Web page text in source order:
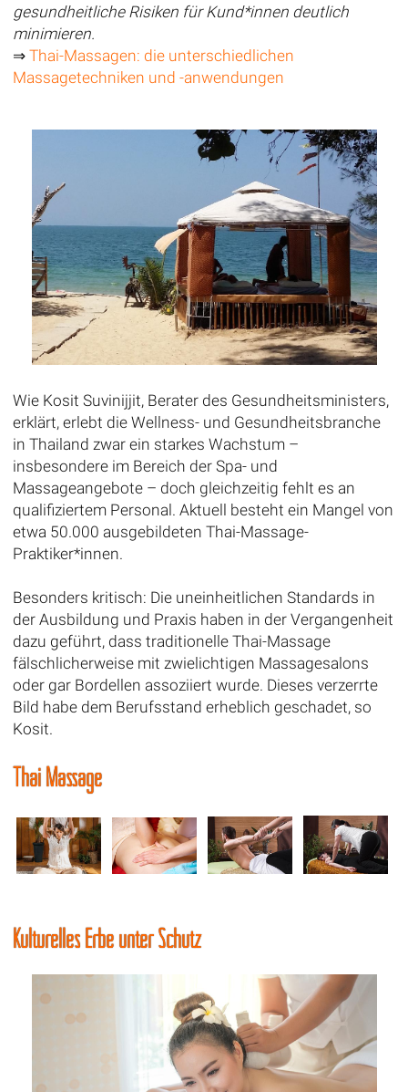
gesundheitliche Risiken für Kund*innen deutlich
minimieren.
⇒ Thai-Massagen: die unterschiedlichen
Massagetechniken und -anwendungen
Wie Kosit Suvinijjit, Berater des Gesundheitsministers,
erklärt, erlebt die Wellness- und Gesundheitsbranche
in Thailand zwar ein starkes Wachstum –
insbesondere im Bereich der Spa- und
Massageangebote – doch gleichzeitig fehlt es an
qualifiziertem Personal. Aktuell besteht ein Mangel von
etwa 50.000 ausgebildeten Thai-Massage-
Praktiker*innen.
Besonders kritisch: Die uneinheitlichen Standards in
der Ausbildung und Praxis haben in der Vergangenheit
dazu geführt, dass traditionelle Thai-Massage
fälschlicherweise mit zwielichtigen Massagesalons
oder gar Bordellen assoziiert wurde. Dieses verzerrte
Bild habe dem Berufsstand erheblich geschadet, so
Kosit.
Thai Massage
Kulturelles Erbe unter Schutz